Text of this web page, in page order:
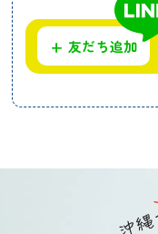
+ 友だち追加